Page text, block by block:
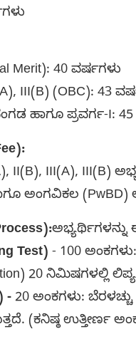
Merit): 40 ವರ್ಷಗಳು
III(B) (OBC): 43
ಹಾಗೂ ಪ್ರವರ್ಗ-I:
II(B), III(A), III(B)
ಅಂಗವಿಕಲ
Test) - 100
20 ನಿಮಿಷಗಳಲ್ಲಿ
- 20 ಅಂಕಗಳು:
(ಕನಿಷ್ಠ ಉತ್ತೀರ್ಣ